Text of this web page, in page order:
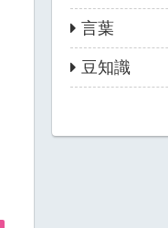
言葉
豆知識